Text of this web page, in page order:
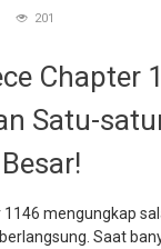
201
Chapter
Satu-
1146 mengungkap
Saat